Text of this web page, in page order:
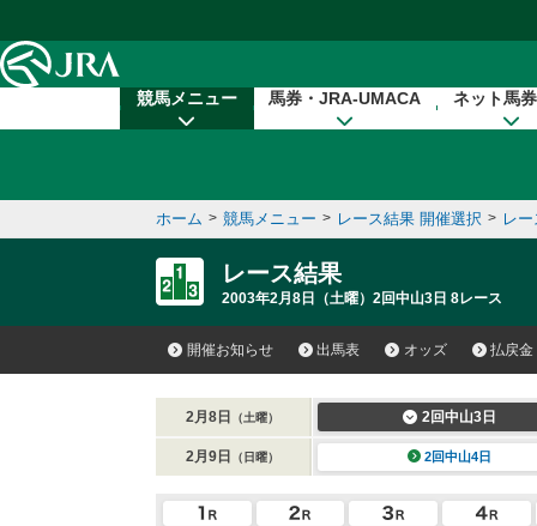
競馬メニュー 馬券・JRA-UMACA ネット馬
ホーム > 競馬メニュー > レース結果 開催選択 > レ
レース結果
2003年2月8日（土曜）2回中山3日 8レース
開催お知らせ 出馬表 オッズ 払戻金
2月8日 （土曜） 2回中山3日
2月9日 （日曜） 2回中山4日